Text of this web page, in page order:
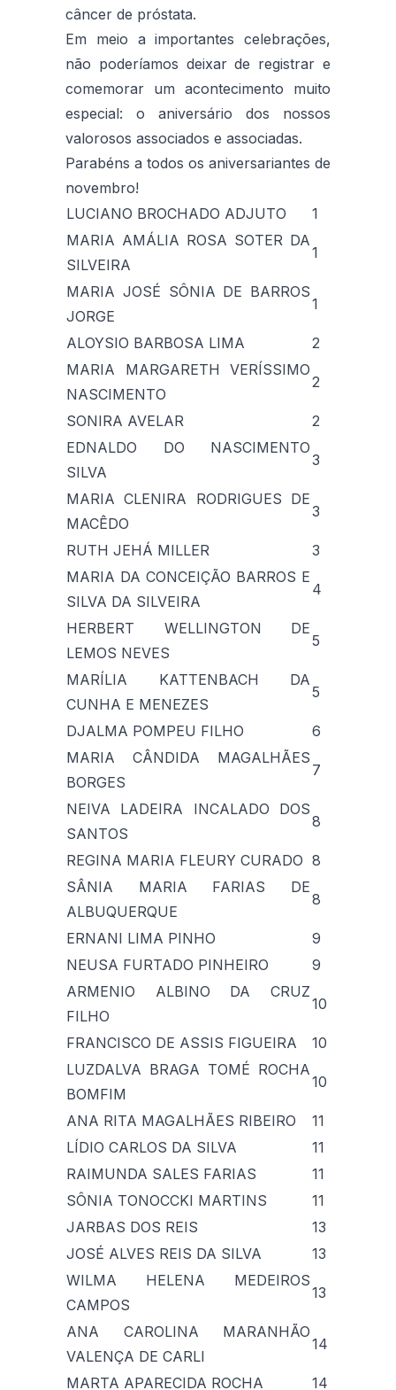
câncer de próstata.
Em meio a importantes celebrações,
não poderíamos deixar de registrar e
comemorar um acontecimento muito
especial: o aniversário dos nossos
valorosos associados e associadas.
Parabéns a todos os aniversariantes de
novembro!
LUCIANO BROCHADO ADJUTO
1
MARIA AMÁLIA ROSA SOTER DA
SILVEIRA
1
MARIA JOSÉ SÔNIA DE BARROS
JORGE
1
ALOYSIO BARBOSA LIMA
2
MARIA MARGARETH VERÍSSIMO
NASCIMENTO
2
SONIRA AVELAR
2
EDNALDO DO NASCIMENTO
SILVA
3
MARIA CLENIRA RODRIGUES DE
MACÊDO
3
RUTH JEHÁ MILLER
3
MARIA DA CONCEIÇÃO BARROS E
SILVA DA SILVEIRA
4
HERBERT WELLINGTON DE
LEMOS NEVES
5
MARÍLIA KATTENBACH DA
CUNHA E MENEZES
5
DJALMA POMPEU FILHO
6
MARIA CÂNDIDA MAGALHÃES
BORGES
7
NEIVA LADEIRA INCALADO DOS
SANTOS
8
REGINA MARIA FLEURY CURADO 8
SÂNIA MARIA FARIAS DE
ALBUQUERQUE
8
ERNANI LIMA PINHO
9
NEUSA FURTADO PINHEIRO
9
ARMENIO ALBINO DA CRUZ
FILHO
10
FRANCISCO DE ASSIS FIGUEIRA
10
LUZDALVA BRAGA TOMÉ ROCHA
BOMFIM
10
ANA RITA MAGALHÃES RIBEIRO
11
LÍDIO CARLOS DA SILVA
11
RAIMUNDA SALES FARIAS
11
SÔNIA TONOCCKI MARTINS
11
JARBAS DOS REIS
13
JOSÉ ALVES REIS DA SILVA
13
WILMA HELENA MEDEIROS
CAMPOS
13
ANA CAROLINA MARANHÃO
VALENÇA DE CARLI
14
MARTA APARECIDA ROCHA 14